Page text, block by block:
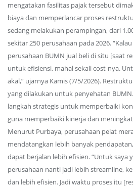
mengatakan fasilitas pajak tersebut
biaya dan memperlancar proses
sedang melakukan perampingan, dari
sekitar 250 perusahaan pada 2026.
perusahaan BUMN jual beli di situ [saat
untuk efisiensi, mahal sekali cost-nya.
akal,” ujarnya Kamis (7/5/2026).
yang dilakukan untuk penyehatan
langkah strategis untuk memperbaiki
guna memperbaiki kinerja dan
Menurut Purbaya, perusahaan pelat
mendatangkan lebih banyak
dapat berjalan lebih efisien. “Untuk saya
perusahaan nanti jadi lebih streamline,
dan lebih efisien. Jadi waktu proses itu